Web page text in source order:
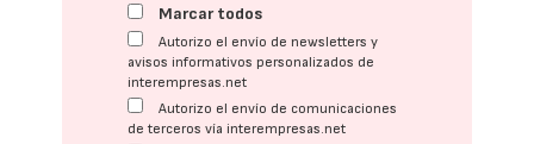
Marcar todos
Autorizo el envío de newsletters y
avisos informativos personalizados de
interempresas.net
Autorizo el envío de comunicaciones
de terceros vía interempresas.net